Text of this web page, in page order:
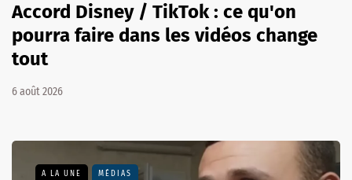
Accord Disney / TikTok : ce qu'on
pourra faire dans les vidéos change
tout
6 août 2026
A LA UNE MÉDIAS